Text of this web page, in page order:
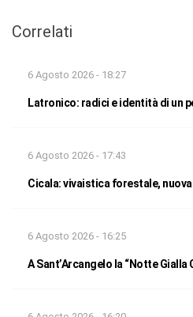
Correlati
6 Agosto 2026 - 18:27
Latronico: radici e identità di un
6 Agosto 2026 - 17:43
Cicala: vivaistica forestale,
6 Agosto 2026 - 16:25
A Sant’Arcangelo la “Notte Gialla